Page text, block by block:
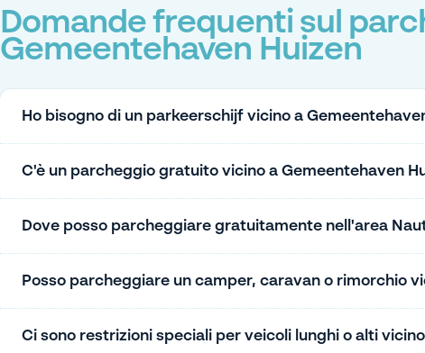
Domande frequenti sul
Gemeentehaven Huizen
Ho bisogno di un parkeerschijf vicino a
C'è un parcheggio gratuito vicino a Gemeentehaven
Dove posso parcheggiare gratuitamente nell'area
Posso parcheggiare un camper, caravan o rimorchio
Ci sono restrizioni speciali per veicoli lunghi o alti